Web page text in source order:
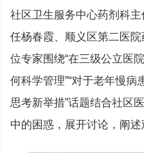
社区卫生服务中心药剂科
任杨春霞、顺义区第二医
位专家围绕“在三级公立医
何科学管理”“对于老年慢
思考新举措”话题结合社区
中的困惑，展开讨论，阐